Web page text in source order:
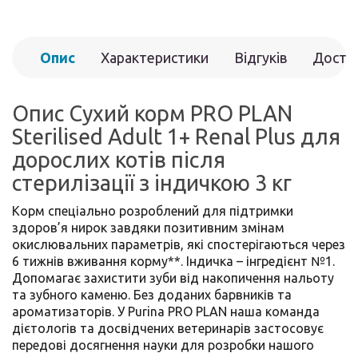
Опис Характеристики Відгуків
Опис Сухий корм PRO PLAN
Sterilised Adult 1+ Renal Plus для
дорослих котів після
стерилізації з індичкою 3 кг
Корм спеціально розроблений для підтримки
здоров’я нирок завдяки позитивним змінам
окислювальних параметрів, які спостерігаються через
6 тижнів вживання корму**. Індичка – інгредієнт №1.
Допомагає захистити зуби від накопичення нальоту
та зубного каменю. Без доданих барвників та
ароматизаторів. У Purina PRO PLAN наша команда
дієтологів та досвідчених ветеринарів застосовує
передові досягнення науки для розробки нашого